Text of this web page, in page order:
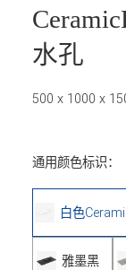
水孔
500 x 1000 x
通用颜色标识：
白色
雅墨黑